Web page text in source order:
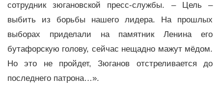
сотрудник зюгановской пресс-службы. – Цель –
выбить из борьбы нашего лидера. На прошлых
выборах приделали на памятник Ленина его
бутафорскую голову, сейчас нещадно мажут мёдом.
Но это не пройдет, Зюганов отстреливается до
последнего патрона…».